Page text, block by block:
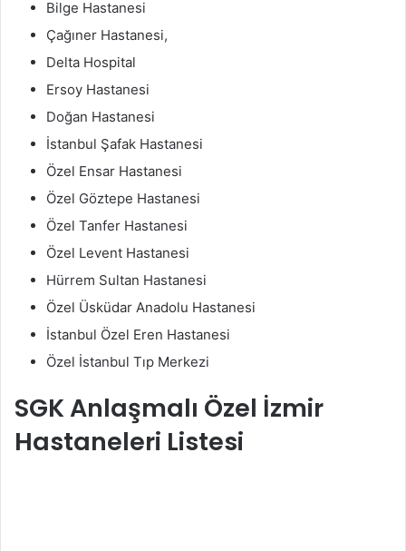
Bilge Hastanesi
Çağıner Hastanesi,
Delta Hospital
Ersoy Hastanesi
Doğan Hastanesi
İstanbul Şafak Hastanesi
Özel Ensar Hastanesi
Özel Göztepe Hastanesi
Özel Tanfer Hastanesi
Özel Levent Hastanesi
Hürrem Sultan Hastanesi
Özel Üsküdar Anadolu Hastanesi
İstanbul Özel Eren Hastanesi
Özel İstanbul Tıp Merkezi
SGK Anlaşmalı Özel İzmir
Hastaneleri Listesi